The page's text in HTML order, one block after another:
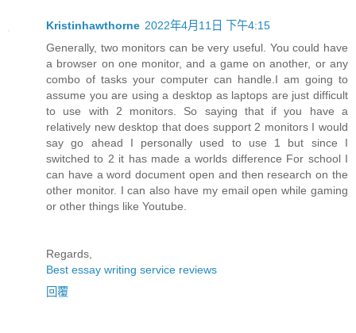
Kristinhawthorne 2022年4月11日 下午4:15
Generally, two monitors can be very useful. You could have
a browser on one monitor, and a game on another, or any
combo of tasks your computer can handle.I am going to
assume you are using a desktop as laptops are just difficult
to use with 2 monitors. So saying that if you have a
relatively new desktop that does support 2 monitors I would
say go ahead I personally used to use 1 but since I
switched to 2 it has made a worlds difference For school I
can have a word document open and then research on the
other monitor. I can also have my email open while gaming
or other things like Youtube.
Regards,
Best essay writing service reviews
回覆